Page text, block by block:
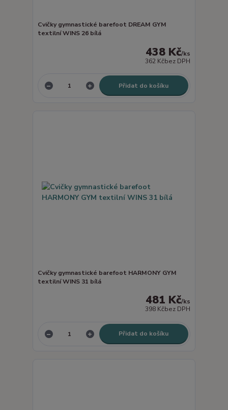
Cvičky gymnastické barefoot DREAM GYM
textilní WINS 26 bílá
438 Kč/ks
362 Kčbez DPH
Přidat do košíku
Cvičky gymnastické barefoot HARMONY GYM
textilní WINS 31 bílá
481 Kč/ks
398 Kčbez DPH
Přidat do košíku